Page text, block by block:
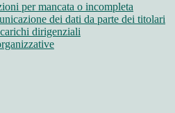
per mancata o incompleta
dei dati da parte dei titolari
dirigenziali